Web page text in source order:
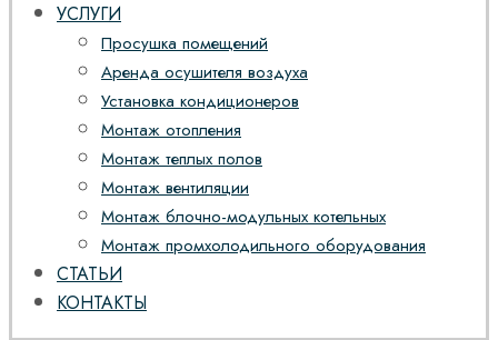
УСЛУГИ
Просушка помещений
Аренда осушителя воздуха
Установка кондиционеров
Монтаж отопления
Монтаж теплых полов
Монтаж вентиляции
Монтаж блочно-модульных котельных
Монтаж промхолодильного оборудования
СТАТЬИ
КОНТАКТЫ